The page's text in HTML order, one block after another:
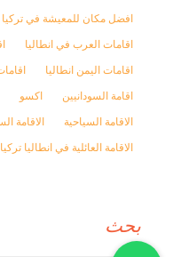
افضل مكان للمعيشة في تركيا
اقامات العرب في انطاليا
اقامات اليمن انطاليا
اقامة السودانيين
اكسو
الاقامة السياحية
الاقامة
الاقامة العائلية في انطاليا تركيا
بحث